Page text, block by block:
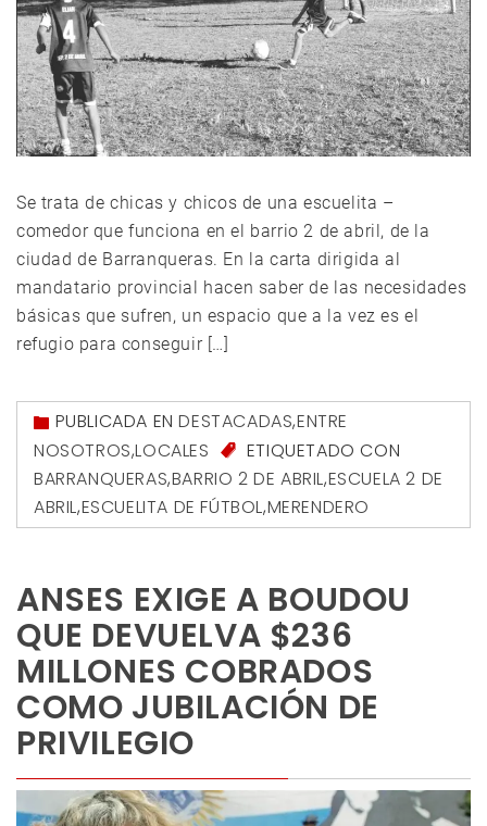
Se trata de chicas y chicos de una escuelita –
comedor que funciona en el barrio 2 de abril, de la
ciudad de Barranqueras. En la carta dirigida al
mandatario provincial hacen saber de las necesidades
básicas que sufren, un espacio que a la vez es el
refugio para conseguir […]
PUBLICADA ENDESTACADAS,ENTRE
NOSOTROS,LOCALES
ETIQUETADO CON
BARRANQUERAS,BARRIO 2 DE ABRIL,ESCUELA 2 DE
ABRIL,ESCUELITA DE FÚTBOL,MERENDERO
ANSES EXIGE A BOUDOU
QUE DEVUELVA $236
MILLONES COBRADOS
COMO JUBILACIÓN DE
PRIVILEGIO